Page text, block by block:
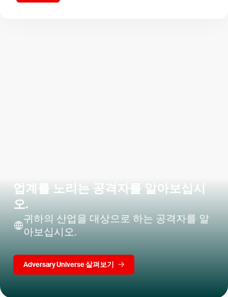
업계를 노리는 공격자를 알아보십시
오.
귀하의 산업을 대상으로 하는 공격자를 알
아보십시오.
Adversary Universe 살펴보기